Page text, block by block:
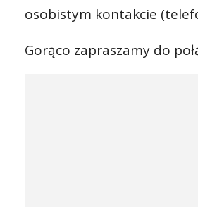
osobistym kontakcie
Gorąco zapraszamy do